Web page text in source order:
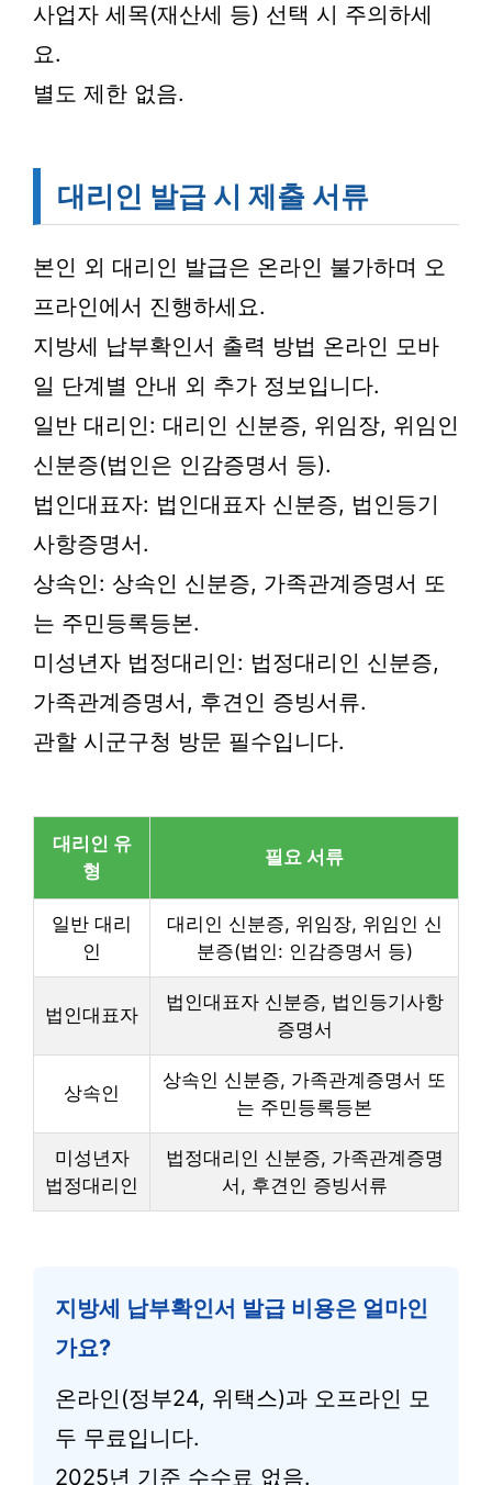
사업자 세목(재산세 등) 선택 시 주의하세
요.
별도 제한 없음.
대리인 발급 시 제출 서류
본인 외 대리인 발급은 온라인 불가하며 오
프라인에서 진행하세요.
지방세 납부확인서 출력 방법 온라인 모바
일 단계별 안내 외 추가 정보입니다.
일반 대리인: 대리인 신분증, 위임장, 위임인
신분증(법인은 인감증명서 등).
법인대표자: 법인대표자 신분증, 법인등기
사항증명서.
상속인: 상속인 신분증, 가족관계증명서 또
는 주민등록등본.
미성년자 법정대리인: 법정대리인 신분증,
가족관계증명서, 후견인 증빙서류.
관할 시군구청 방문 필수입니다.
대리인 유
형
필요 서류
일반 대리
인
대리인 신분증, 위임장, 위임인 신
분증(법인: 인감증명서 등)
법인대표자
법인대표자 신분증, 법인등기사항
증명서
상속인
상속인 신분증, 가족관계증명서 또
는 주민등록등본
미성년자
법정대리인
법정대리인 신분증, 가족관계증명
서, 후견인 증빙서류
지방세 납부확인서 발급 비용은 얼마인
가요?
온라인(정부24, 위택스)과 오프라인 모
두 무료입니다.
2025년 기준 수수료 없음.